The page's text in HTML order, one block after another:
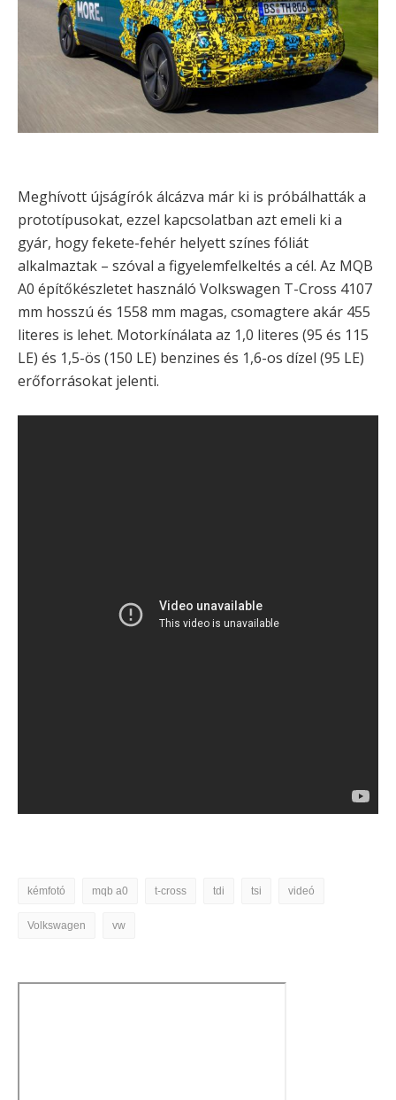
Meghívott újságírók álcázva már ki is próbálhatták a
prototípusokat, ezzel kapcsolatban azt emeli ki a
gyár, hogy fekete-fehér helyett színes fóliát
alkalmaztak – szóval a figyelemfelkeltés a cél. Az MQB
A0 építőkészletet használó Volkswagen T-Cross 4107
mm hosszú és 1558 mm magas, csomagtere akár 455
literes is lehet. Motorkínálata az 1,0 literes (95 és 115
LE) és 1,5-ös (150 LE) benzines és 1,6-os dízel (95 LE)
erőforrásokat jelenti.
kémfotó mqb a0 t-cross tdi tsi videó
Volkswagen vw